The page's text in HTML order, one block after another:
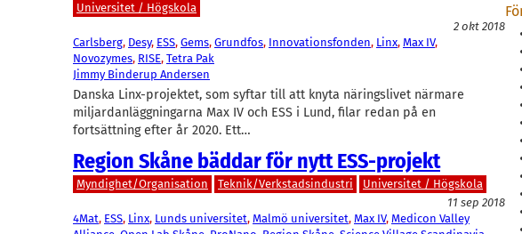
Universitet / Högskola
2 okt 2018
Carlsberg, Desy, ESS, Gems, Grundfos, Innovationsfonden, Linx, Max IV
Novozymes, RISE, Tetra Pak
Jimmy Binderup Andersen
Danska Linx-projektet, som syftar till att knyta näringslivet närmare
miljardanläggningarna Max IV och ESS i Lund, filar redan på en
fortsättning efter år 2020. Ett…
Region Skåne bäddar för nytt ESS-projekt
Myndighet/Organisation Teknik/Verkstadsindustri
Universitet / Högskola
11 sep 2018
4Mat, ESS, Linx, Lunds universitet, Malmö universitet, Max IV, Medicon Valley